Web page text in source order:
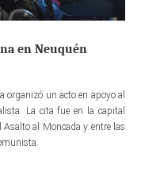
en Neuquén
organizó un acto en apoyo al
La cita fue en la capital
al Moncada y entre las